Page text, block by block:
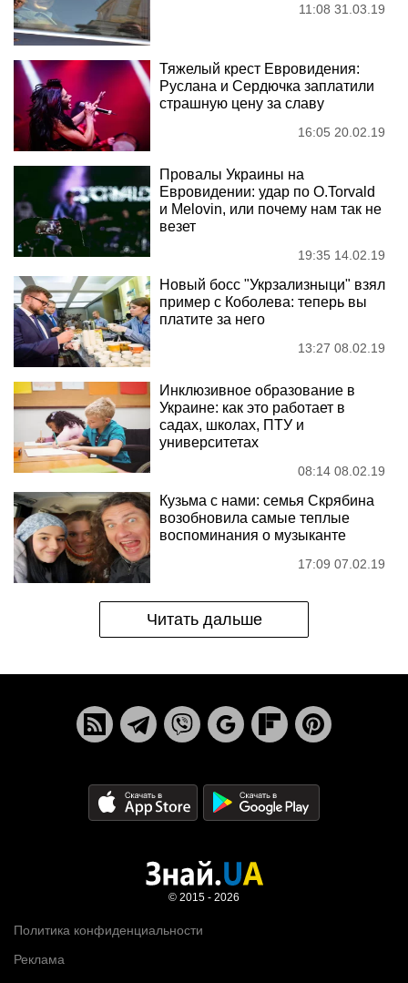
11:08 31.03.19
Тяжелый крест Евровидения:
Руслана и Сердючка заплатили
страшную цену за славу
16:05 20.02.19
Провалы Украины на
Евровидении: удар по О.Torvald
и Melovin, или почему нам так не
везет
19:35 14.02.19
Новый босс "Укрзализныци" взял
пример с Коболева: теперь вы
платите за него
13:27 08.02.19
Инклюзивное образование в
Украине: как это работает в
садах, школах, ПТУ и
университетах
08:14 08.02.19
Кузьма с нами: семья Скрябина
возобновила самые теплые
воспоминания о музыканте
17:09 07.02.19
Читать дальше
Политика конфиденциальности
Реклама
© 2015 - 2026